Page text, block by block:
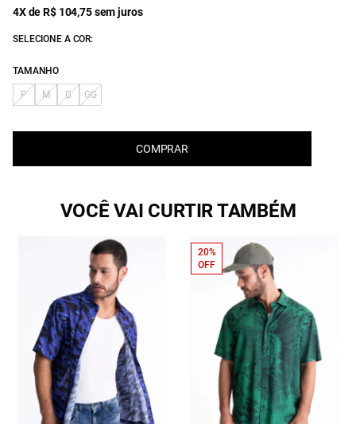
4X de R$ 104,75 sem juros
SELECIONE A COR:
TAMANHO
P M G GG
COMPRAR
VOCÊ VAI CURTIR TAMBÉM
20%
OFF